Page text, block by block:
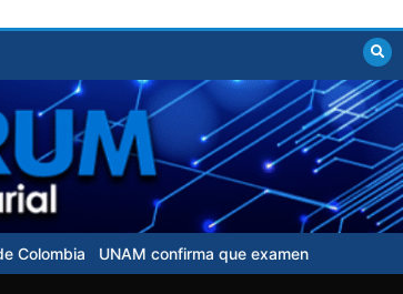
UNAM confirma que examen de control para